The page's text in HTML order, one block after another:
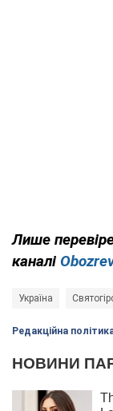
Лише
каналі
Україна
Редакційна